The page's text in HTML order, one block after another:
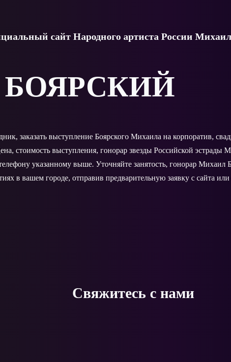
сайт Народного артиста России
заказать выступление Боярского Михаила на корпоратив,
стоимость выступления, гонорар звезды Российской эстрады
указанному выше. Уточняйте занятость, гонорар
в вашем городе, отправив предварительную заявку с сайта
Свяжитесь с нами